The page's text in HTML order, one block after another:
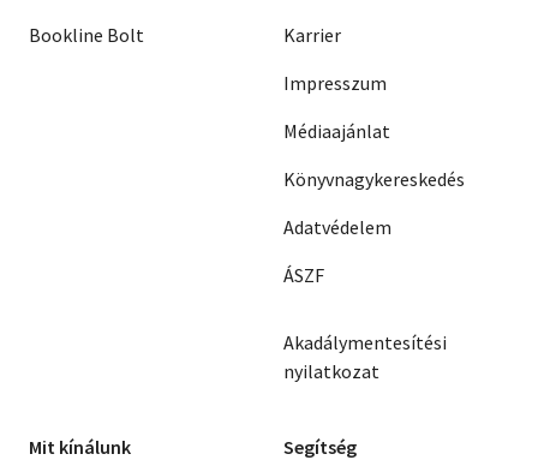
Bookline Bolt
Karrier
Impresszum
Médiaajánlat
Könyvnagykereskedés
Adatvédelem
ÁSZF
Akadálymentesítési
nyilatkozat
Mit kínálunk Segítség